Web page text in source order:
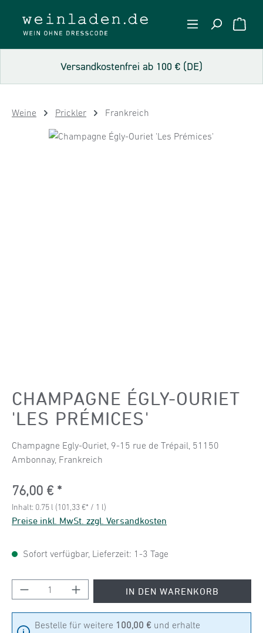
Zum Hauptinhalt springen
Versandkostenfrei ab 100 € (DE)
Weine Prickler Frankreich
Bildergalerie überspringen
CHAMPAGNE ÉGLY-OURIET
'LES PRÉMICES'
Champagne Egly-Ouriet, 9-15 rue de Trépail, 51150
Ambonnay, Frankreich
Regulärer Preis:
76,00 €
Inhalt: 0.75 l (101,33 €* / 1 l)
Preise inkl. MwSt. zzgl. Versandkosten
Sofort verfügbar, Lieferzeit: 1-3 Tage
Produkt Anzahl: Gib den gewünschten Wert
IN DEN WARENKORB
Bestelle für weitere 100,00 € und erhalte